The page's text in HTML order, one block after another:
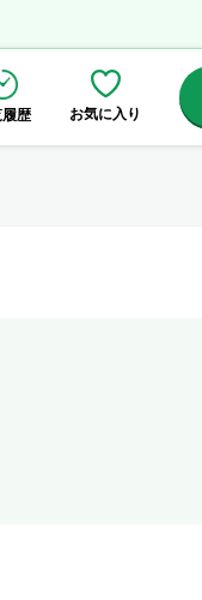
履歴 お気に入り